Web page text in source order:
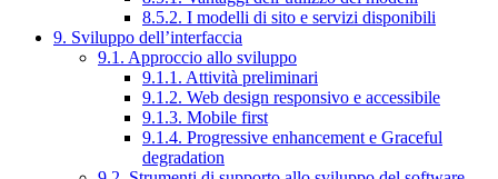
8.5.2. I modelli di sito e servizi disponibili
9. Sviluppo dell’interfaccia
9.1. Approccio allo sviluppo
9.1.1. Attività preliminari
9.1.2. Web design responsivo e accessibile
9.1.3. Mobile first
9.1.4. Progressive enhancement e Graceful
degradation